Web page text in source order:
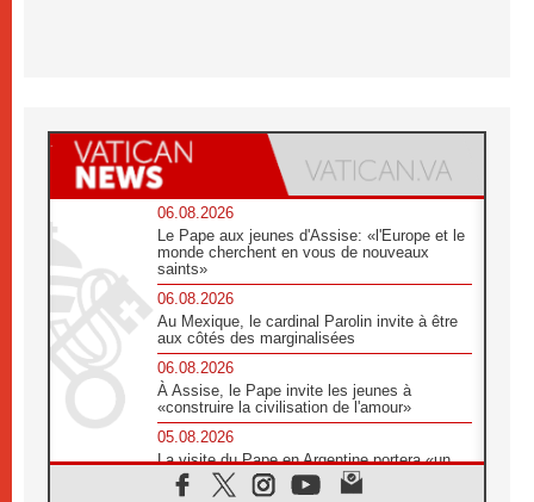
06.08.2026
Le Pape aux jeunes d'Assise: «l'Europe et le
monde cherchent en vous de nouveaux
saints»
06.08.2026
Au Mexique, le cardinal Parolin invite à être
aux côtés des marginalisées
06.08.2026
À Assise, le Pape invite les jeunes à
«construire la civilisation de l'amour»
05.08.2026
La visite du Pape en Argentine portera «un
message de paix et de dignité humaine»